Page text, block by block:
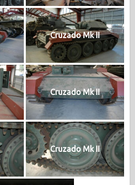
Cruzado Mk II
Cruzado Mk II
Cruzado Mk II